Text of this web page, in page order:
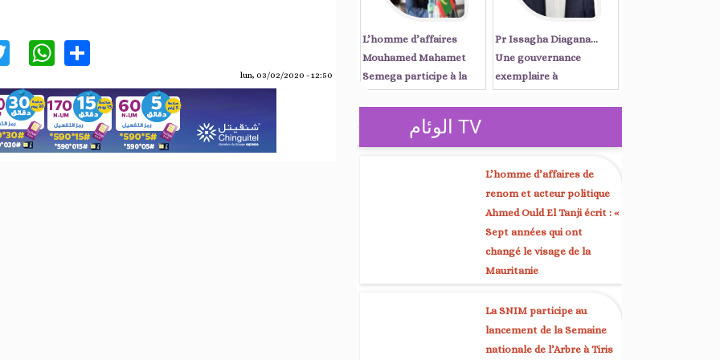
TwitterWhatsApp
lun, 03/02/2020 - 12:50
L’homme d’affaires
Mouhamed Mahamet
Semega participe à la
sénégalais, présidée par
les Premiers ministres
Pr Issagha Diagana…
Une gouvernance
exemplaire à
الوئام TV
L’homme d’affaires de
renom et acteur politique
Ahmed Ould El Tanji écrit : «
Sept années qui ont
changé le visage de la
Mauritanie
La SNIM participe au
lancement de la Semaine
nationale de l’Arbre à Tiris